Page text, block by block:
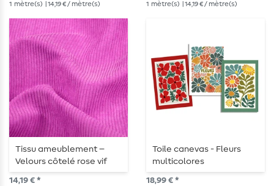
1 mètre(s) | 14,19 € / mètre(s) 1 mètre(s) | 14,19 € / mètre(s)
Tissu ameublement –
Velours côtelé rose vif
14,19 € *
Toile canevas - Fleurs
multicolores
18,99 € *